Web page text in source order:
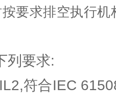
要求排空执行
列要求:
符合IEC